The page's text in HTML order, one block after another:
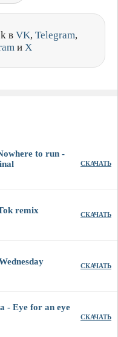
в VK, Telegram,
и X
to run -
СКАЧАТЬ
remix СКАЧАТЬ
СКАЧАТЬ
- Eye for an eye
СКАЧАТЬ